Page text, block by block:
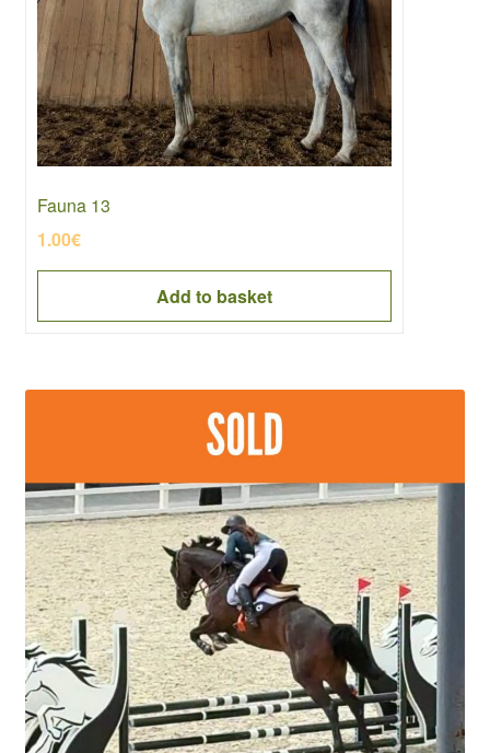
Fauna 13
1.00€
Add to basket